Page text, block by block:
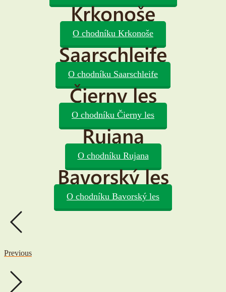
Krkonoše
O chodníku Krkonoše
Saarschleife
O chodníku Saarschleife
Čierny les
O chodníku Čierny les
Rujana
O chodníku Rujana
Bavorský les
O chodníku Bavorský les
Previous